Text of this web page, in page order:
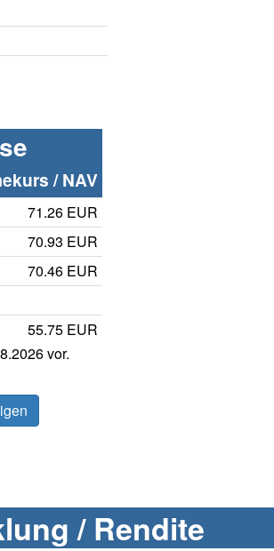
/ NAV
71.26 EUR
70.93 EUR
70.46 EUR
55.75 EUR
vor.
/ Rendite